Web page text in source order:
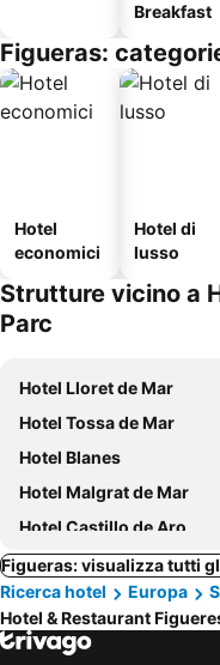
Breakfast
Figueras:
Hotel
economici
Hotel di
lusso
Strutture vicino a
Parc
Hotel Lloret de Mar
Hotel Tossa de Mar
Hotel Blanes
Hotel Malgrat de Mar
Hotel Castillo de Aro
Figueras: visualizza tutti
Ricerca hotel
Europa
Hotel & Restaurant